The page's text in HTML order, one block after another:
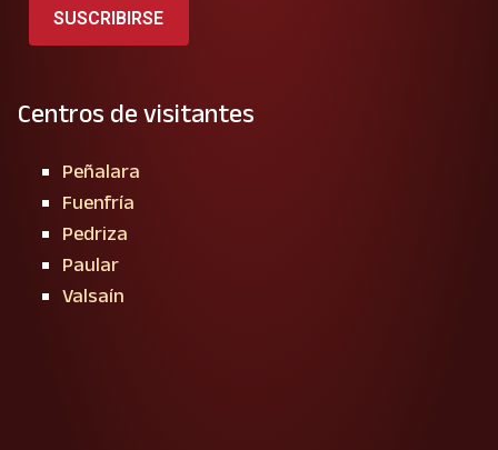
SUSCRIBIRSE
Centros de visitantes
Peñalara
Fuenfría
Pedriza
Paular
Valsaín